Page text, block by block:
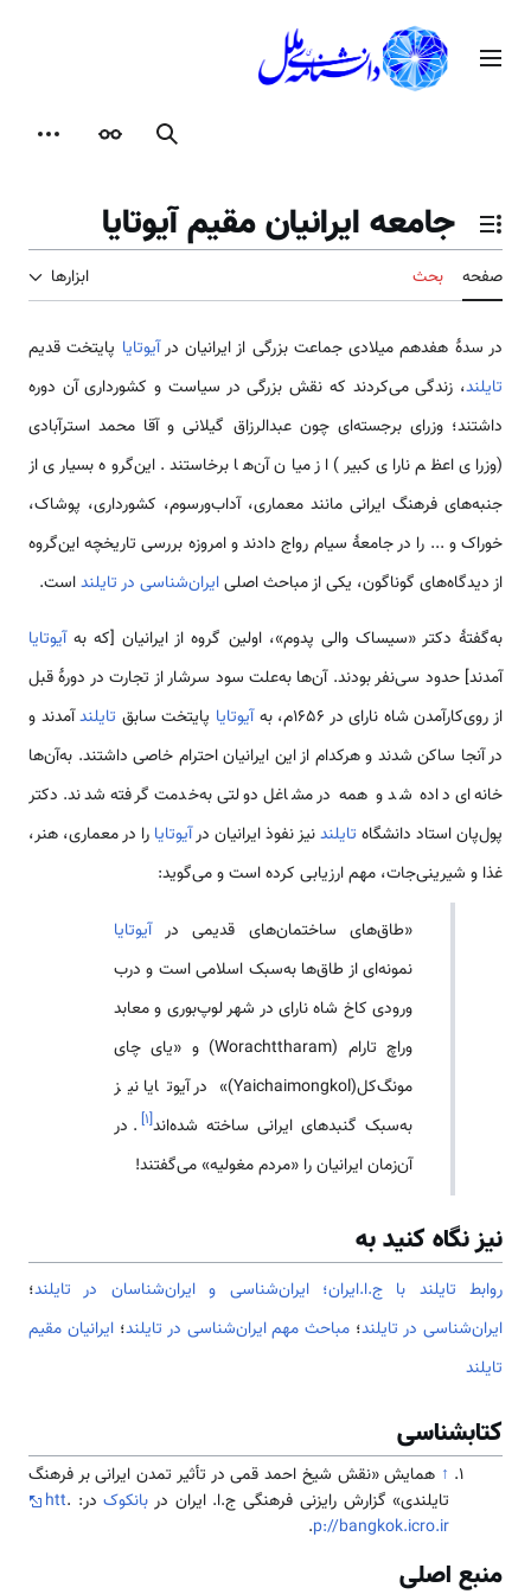
محتوامنوی اصلی
جستجوظاهر
تغییر وضعیت فهرست محتویات
جامعه ایرانیان مقیم آیوتایا
صفحه بحث ابزارها
در سدهٔ هفدهم میلادی جماعت بزرگی از ایرانیان درآیوتایا پایتخت قدیم
تایلند، زندگی می‌کردند که نقش بزرگی در سیاست و کشورداری آن دوره
داشتند؛ وزرای برجسته‌ای چون عبدالرزاق گیلانی و آقا محمد استرآبادی
(وزرای اعظم نارای کبیر) از میان آن‌ها برخاستند. این‌گروه بسیاری از
جنبه‌های فرهنگ ایرانی مانند معماری، آداب‌ورسوم، کشورداری، پوشاک،
خوراک و ... را در جامعهٔ سیام رواج دادند و امروزه بررسی تاریخچه این‌گروه
از دیدگاه‌های گوناگون، یکی از مباحث اصلیایران‌شناسی در تایلنداست.
به‌گفتهٔ دکتر «سیساک والی پدوم»، اولین گروه از ایرانیان [که بهآیوتایا
آمدند] حدود سی‌نفر بودند. آن‌ها به‌علت سود سرشار از تجارت در دورهٔ قبل
از روی‌کارآمدن شاه نارای در ۱۶۵۶م، به
آیوتایا پایتخت سابق تایلندآمدند و
در آنجا ساکن شدند و هرکدام از این ایرانیان احترام خاصی داشتند. به‌آن‌ها
خانه‌ای داده شد و همه در مشاغل دولتی به‌خدمت گرفته شدند. دکتر
پول‌پان استاد دانشگاه تایلندنیز نفوذ ایرانیان درآیوتایا را در معماری، هنر،
غذا و شیرینی‌جات، مهم ارزیابی کرده است و می‌گوید:
«طاق‌های ساختمان‌های قدیمی درآیوتایا
نمونه‌ای از طاق‌ها به‌سبک اسلامی است و درب
ورودی کاخ شاه نارای در شهر لوپ‌بوری و معابد
وراچ تارام (Worachttharam) و «یای چای
مونگ‌کل(Yaichaimongkol)» در آیوتایا نیز
به‌سبک گنبدهای ایرانی ساخته شده‌اند[۱] . در
آن‌زمان ایرانیان را «مردم مغولیه» می‌گفتند!
نیز نگاه کنید به
روابط تایلند با ج.ا.ایران؛ ایران‌شناسی و ایران‌شناسان در تایلند؛
ایران‌شناسی در تایلند؛ مباحث مهم ایران‌شناسی در تایلند؛ایرانیان مقیم
تایلند
کتابشناسی
↑ همایش «نقش شیخ احمد قمی در تأثیر تمدن ایرانی بر فرهنگ
تایلندی» گزارش رایزنی فرهنگی ج.ا. ایران در بانکوکدر: .htt
p://bangkok.icro.ir
.
منبع اصلی